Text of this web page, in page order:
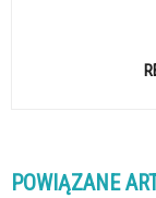
POWIĄZANE